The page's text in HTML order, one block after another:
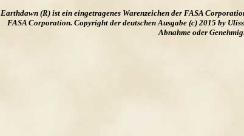
Earthdawn (R) ist ein eingetragenes Warenzeichen der FASA
FASA Corporation. Copyright der deutschen Ausgabe (c) 2015 by
Abnahme oder